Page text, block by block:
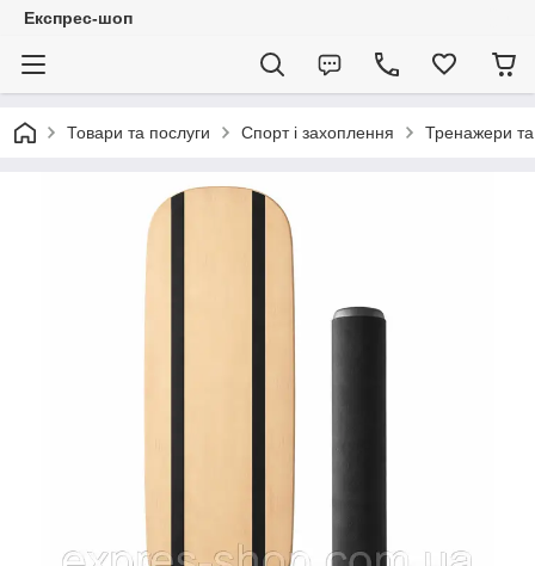
Експрес-шоп
Товари та послуги Спорт і захоплення Тренажери